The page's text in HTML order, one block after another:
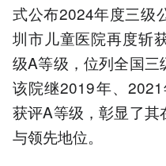
式公布2024年度三级
圳市儿童医院再度斩
级A等级，位列全国
该院继2019年、
获评A等级，彰显了其
与领先地位。